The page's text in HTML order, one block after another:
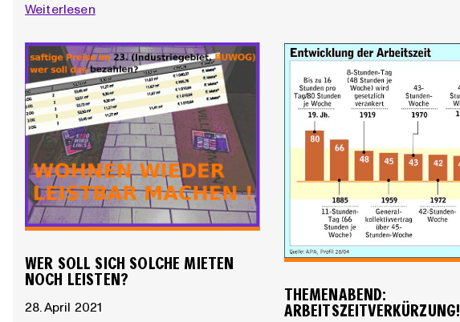
Weiterlesen
WER SOLL SICH SOLCHE MIETEN
NOCH LEISTEN?
28. April 2021
THEMENABEND:
ARBEITSZEITVERKÜRZUNG!